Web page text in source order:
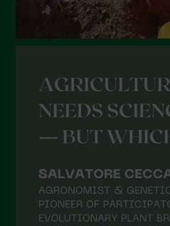
Dicembre 2021
Novembre 2021
Settembre 2021
Agosto 2021
Luglio 2021
Aprile 2021